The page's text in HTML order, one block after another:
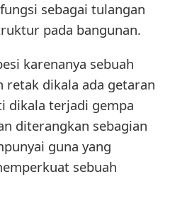
sebagai tulangan
pada bangunan.
karenanya sebuah
retak dikala ada getaran
dikala terjadi gempa
diterangkan sebagian
guna yang
sebuah